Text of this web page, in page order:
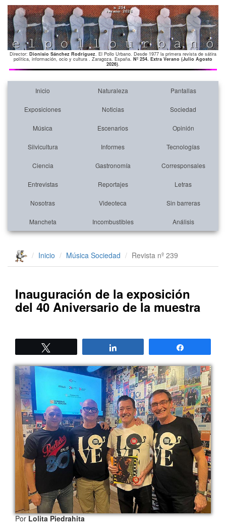
Director: Dionisio Sánchez Rodríguez. El Pollo Urbano. Desde 1977 la primera revista de sátira
política, información, ocio y cultura . Zaragoza. España. Nº 254. Extra Verano (Julio Agosto
2026).
Inicio Naturaleza Pantallas
Exposiciones Noticias Sociedad
Música Escenarios Opinión
Silvicultura Informes Tecnologías
Ciencia Gastronomía Corresponsales
Entrevistas Reportajes Letras
Nosotras Videoteca Sin barreras
Mancheta Incombustibles Análisis
Inicio Música Sociedad Revista nº 239
Inauguración de la exposición
del 40 Aniversario de la muestra
PorLolita Piedrahita